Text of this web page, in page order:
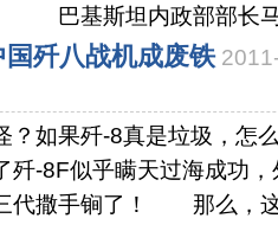
巴基斯坦内政部部长马
歼八战机成废铁
如果歼-8真是垃圾，怎么
歼-8F似乎瞒天过海成功
代撒手锏了！ 那么，